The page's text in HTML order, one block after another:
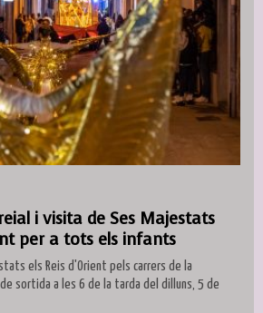
i visita de Ses Majestats
per a tots els infants
els Reis d'Orient pels carrers de la
sortida a les 6 de la tarda del dilluns, 5 de